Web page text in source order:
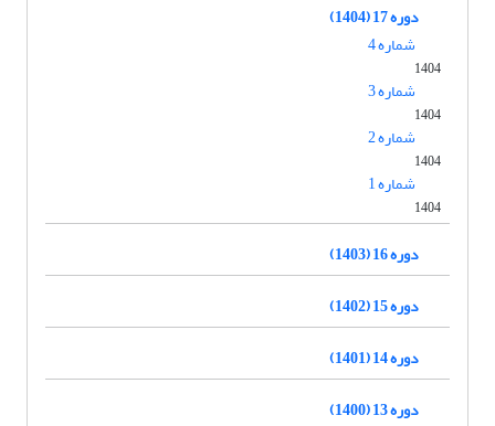
دوره 17 (1404)
شماره 4
1404
شماره 3
1404
شماره 2
1404
شماره 1
1404
دوره 16 (1403)
دوره 15 (1402)
دوره 14 (1401)
دوره 13 (1400)